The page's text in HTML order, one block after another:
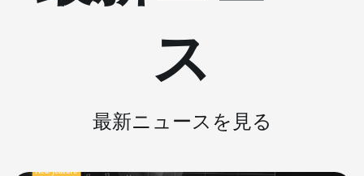
BITMAIN AntMiner Z15 Pro
BITMAIN AntMiner Z15e
BITMAIN AntMiner Z15j
ス
最新ニュースを見る